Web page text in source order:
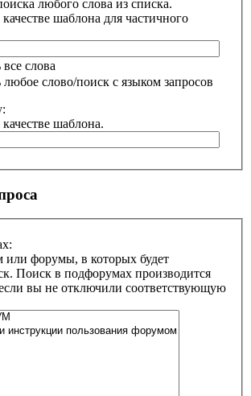
любого слова из списка.
качестве шаблона для частичного
слова
любое слово/поиск с языком запросов
шаблона.
форумы, в которых будет
Поиск в подфорумах производится
вы не отключили соответствующую